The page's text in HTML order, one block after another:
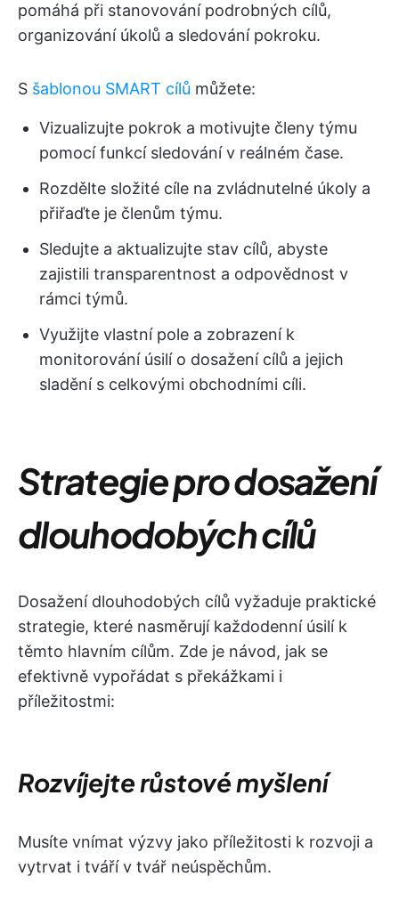
pomáhá při stanovování podrobných cílů,
organizování úkolů a sledování pokroku.
S šablonou SMART cílů můžete:
Vizualizujte pokrok a motivujte členy týmu
pomocí funkcí sledování v reálném čase.
Rozdělte složité cíle na zvládnutelné úkoly a
přiřaďte je členům týmu.
Sledujte a aktualizujte stav cílů, abyste
zajistili transparentnost a odpovědnost v
rámci týmů.
Využijte vlastní pole a zobrazení k
monitorování úsilí o dosažení cílů a jejich
sladění s celkovými obchodními cíli.
Strategie pro dosažení
dlouhodobých cílů
Dosažení dlouhodobých cílů vyžaduje praktické
strategie, které nasměrují každodenní úsilí k
těmto hlavním cílům. Zde je návod, jak se
efektivně vypořádat s překážkami i
příležitostmi:
Rozvíjejte růstové myšlení
Musíte vnímat výzvy jako příležitosti k rozvoji a
vytrvat i tváří v tvář neúspěchům.